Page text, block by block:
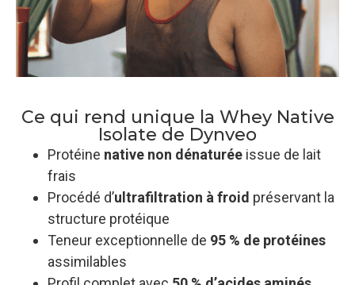
Ce qui rend unique la Whey Native
Isolate de Dynveo
Protéine native non dénaturée issue de lait
frais
Procédé d’ultrafiltration à froid préservant la
structure protéique
Teneur exceptionnelle de 95 % de protéines
assimilables